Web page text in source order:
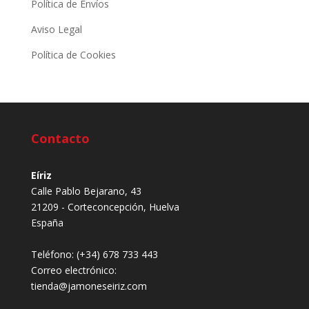
Política de Envíos
Aviso Legal
Política de Cookies
Contacto
Eíriz
Calle Pablo Bejarano, 43
21209 - Corteconcepción, Huelva
España
Teléfono: (+34) 678 733 443
Correo electrónico:
tienda@jamoneseiriz.com